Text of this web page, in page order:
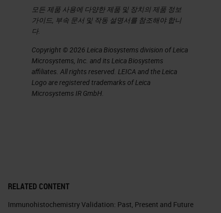
모든 제품 사용에 다양한 제품 및 장치의 제품 정보
가이드, 부속 문서 및 작동 설명서를 참조해야 합니
다.
Copyright © 2026 Leica Biosystems division of Leica
Microsystems, Inc. and its Leica Biosystems
affiliates. All rights reserved. LEICA and the Leica
Logo are registered trademarks of Leica
Microsystems IR GmbH.
RELATED CONTENT
Immunohistochemistry Validation: Past, Present and Future